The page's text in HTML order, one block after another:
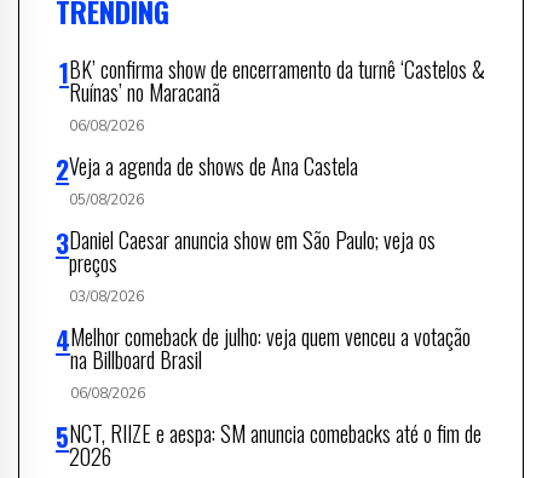
TRENDING
BK’ confirma show de encerramento da turnê ‘Castelos &
Ruínas’ no Maracanã
06/08/2026
Veja a agenda de shows de Ana Castela
05/08/2026
Daniel Caesar anuncia show em São Paulo; veja os
preços
03/08/2026
Melhor comeback de julho: veja quem venceu a votação
na Billboard Brasil
06/08/2026
NCT, RIIZE e aespa: SM anuncia comebacks até o fim de
2026